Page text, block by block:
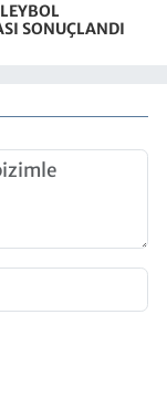
SONUÇLANDI